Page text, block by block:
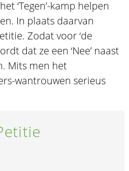
‘Tegen’-kamp helpen
In plaats daarvan
Zodat voor ‘de
dat ze een ‘Nee’ naast
Mits men het
wantrouwen serieus